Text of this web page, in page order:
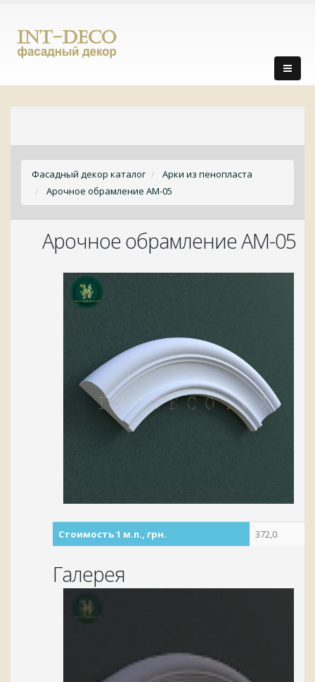
Фасадный декор каталог
Арки из пенопласта
Арочное обрамление АМ-05
Арочное обрамление АМ-05
Стоимость 1 м.п., грн. 372,0
Галерея